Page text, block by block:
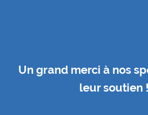
Un grand merci à nos
leur soutien !